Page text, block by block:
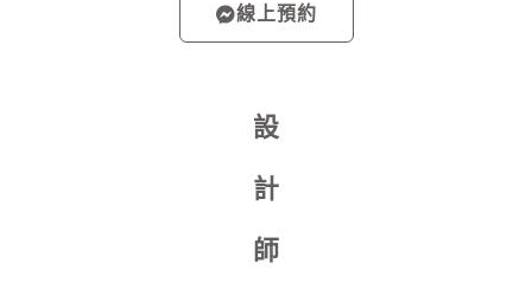
線上預約
設
計
師